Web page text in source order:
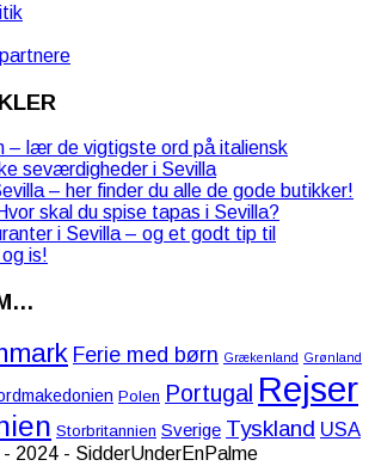
– lær de vigtigste ord på italiensk
seværdigheder i Sevilla
– her finder du alle de gode butikker!
skal du spise tapas i Sevilla?
i Sevilla – og et godt tip til
is!
Ferie med børn Grækenland Grønland
Polen Portugal Rejser
Storbritannien Sverige Tyskland USA
2024 - SidderUnderEnPalme